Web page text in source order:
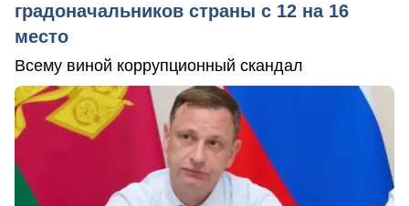
градоначальников страны с 12 на 16
место
Всему виной коррупционный скандал